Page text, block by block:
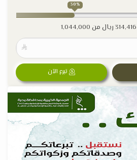
30%
314,416 ريال من 1,044,000

تبرع الآن